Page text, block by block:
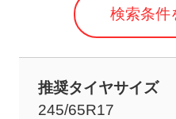
検索条件
推奨タイヤサイズ
245/65R17